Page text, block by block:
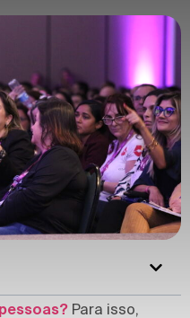
Para isso,